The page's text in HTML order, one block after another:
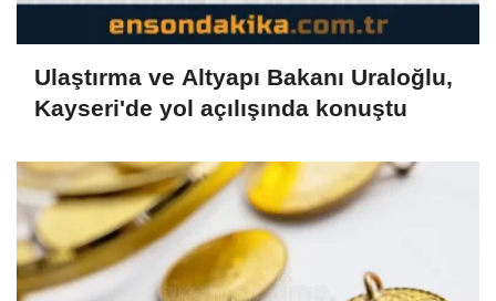
Ulaştırma ve Altyapı Bakanı Uraloğlu,
Kayseri'de yol açılışında konuştu